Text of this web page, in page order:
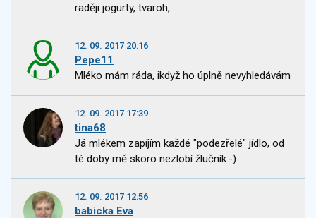
raději jogurty, tvaroh, ...
12. 09. 2017 20:16
Pepe11
Mléko mám ráda, ikdyž ho úplně nevyhledávám
12. 09. 2017 17:39
tina68
Já mlékem zapíjím každé "podezřelé" jídlo, od
té doby mě skoro nezlobí žlučník:-)
12. 09. 2017 12:56
babicka Eva